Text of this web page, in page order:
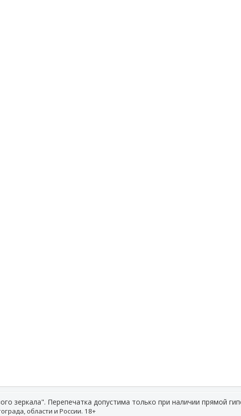
зеркала". Перепечатка допустима только при наличии прямой
области и России. 18+